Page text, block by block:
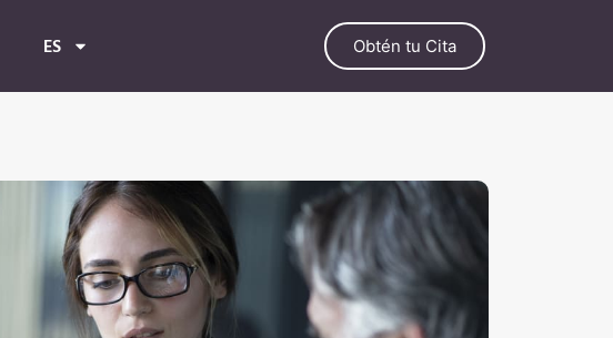
ES Obtén tu Cita